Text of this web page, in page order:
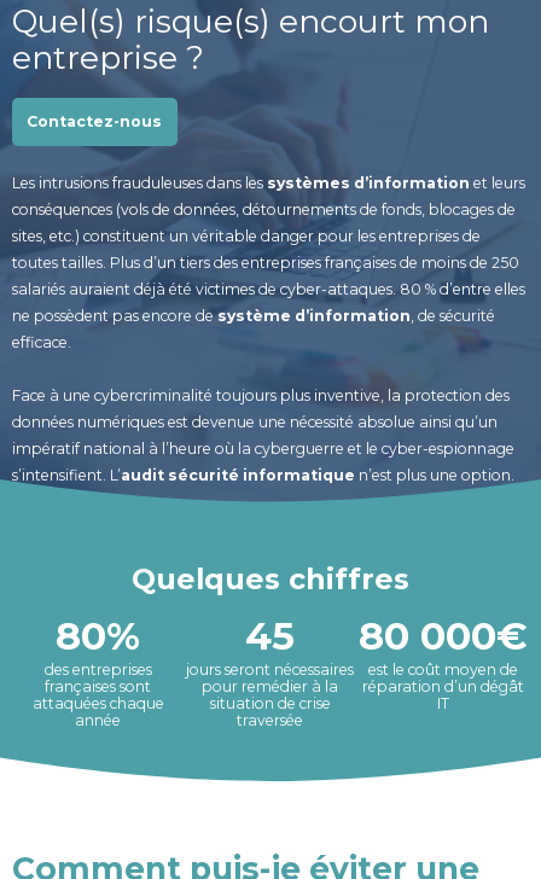
Quel(s) risque(s) encourt mon
entreprise ?
Contactez-nous
Les intrusions frauduleuses dans les systèmes d’information et leurs
conséquences (vols de données, détournements de fonds, blocages de
sites, etc.) constituent un véritable danger pour les entreprises de
toutes tailles. Plus d’un tiers des entreprises françaises de moins de 250
salariés auraient déjà été victimes de cyber-attaques. 80 % d’entre elles
ne possèdent pas encore desystème d’information , de sécurité
efficace.
Face à une cybercriminalité toujours plus inventive, la protection des
données numériques est devenue une nécessité absolue ainsi qu’un
impératif national à l’heure où la cyberguerre et le cyber-espionnage
s’intensifient. L’audit sécurité informatique n’est plus une option.
Quelques chiffres
80%
des entreprises
françaises sont
attaquées chaque
année
45
jours seront nécessaires
pour remédier à la
situation de crise
traversée
80 000€
est le coût moyen de
réparation d’un dégât
IT
Comment puis-je éviter une